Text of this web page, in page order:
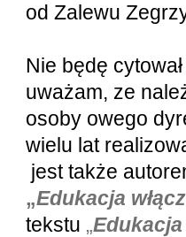
od Zalewu
Nie będę
uważam, ze
osoby owego
wielu lat
jest także
„Edukacja
tekstu „